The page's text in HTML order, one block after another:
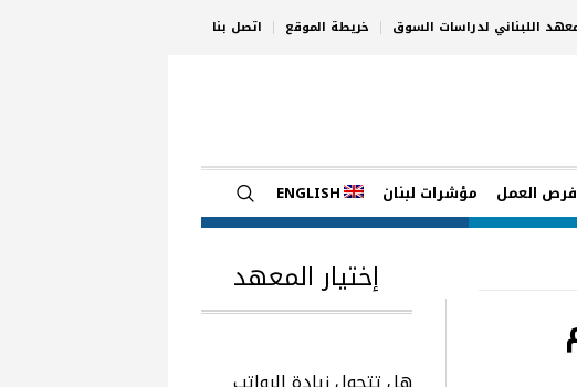
اللبناني لدراسات السوق خريطة الموقع اتصل بنا
فرص العمل مؤشرات لبنان ENGLISH
إختيار المعهد